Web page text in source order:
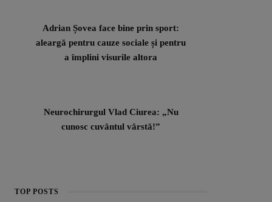
Adrian Șovea face bine prin sport:
aleargă pentru cauze sociale și pentru
a împlini visurile altora
Neurochirurgul Vlad Ciurea: „Nu
cunosc cuvântul vârstă!”
TOP POSTS